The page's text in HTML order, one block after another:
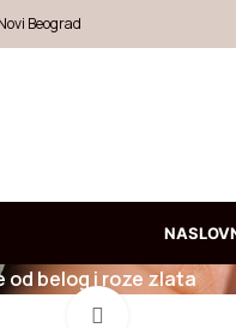
Beograd
I
od belog i roze zlata